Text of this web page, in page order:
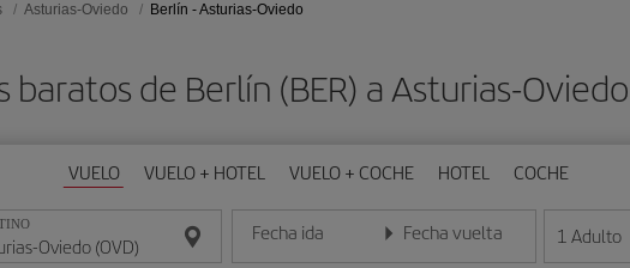
Asturias-Oviedo Berlín - Asturias-Oviedo
baratos de Berlín (BER) a Asturias-
VUELO VUELO + HOTEL VUELO + COCHE HOTEL COCHE
Fecha ida
Introduce la fecha en formato día/mes/año
Fecha vuelta
Introduce la fecha en formato día/
1 Adulto